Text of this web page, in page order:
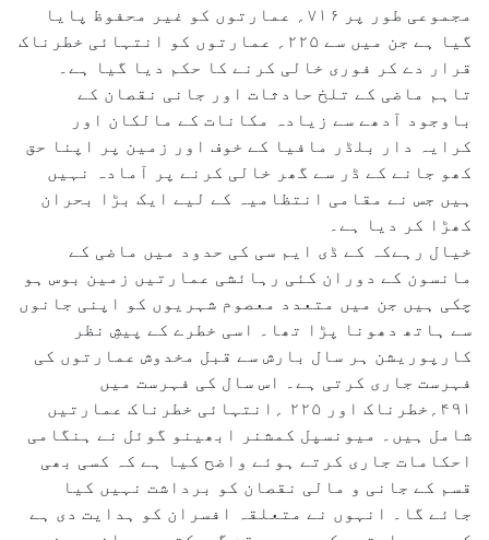
مجموعی طور پر ۷۱۶؍ عمارتوں کو غیر محفوظ پایا
گیا ہے جن میں سے ۲۲۵؍ عمارتوں کو انتہائی خطرناک
قرار دے کر فوری خالی کرنے کا حکم دیا گیا ہے۔
تاہم ماضی کے تلخ حادثات اور جانی نقصان کے
باوجود آدھے سے زیادہ مکانات کے مالکان اور
کرایہ دار بلڈر مافیا کے خوف اور زمین پر اپنا حق
کھو جانے کے ڈر سے گھر خالی کرنے پر آمادہ نہیں
ہیں جس نے مقامی انتظامیہ کے لیے ایک بڑا بحران
کھڑا کر دیا ہے۔
خیال رہےکہ کے ڈی ایم سی کی حدود میں ماضی کے
مانسون کے دوران کئی رہائشی عمارتیں زمین بوس ہو
چکی ہیں جن میں متعدد معصوم شہریوں کو اپنی جانوں
سے ہاتھ دھونا پڑا تھا۔ اسی خطرے کے پیشِ نظر
کارپوریشن ہر سال بارش سے قبل مخدوش عمارتوں کی
فہرست جاری کرتی ہے۔ اس سال کی فہرست میں
۴۹۱؍خطرناک اور ۲۲۵ ؍انتہائی خطرناک عمارتیں
شامل ہیں۔ میونسپل کمشنر ابھینو گوئل نے ہنگامی
احکامات جاری کرتے ہوئے واضح کیا ہے کہ کسی بھی
قسم کے جانی و مالی نقصان کو برداشت نہیں کیا
جائے گا۔ انہوں نے متعلقہ افسران کو ہدایت دی ہے